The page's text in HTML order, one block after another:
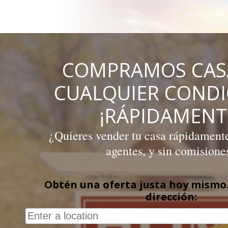
content
COMPRAMOS
CUALQUIER
¿Quieres vender tu casa
agentes, y sin
Obtén una oferta justa hoy
dirección: